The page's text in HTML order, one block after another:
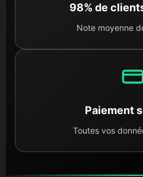
98% de
Note moyenne
Paiement
Toutes vos